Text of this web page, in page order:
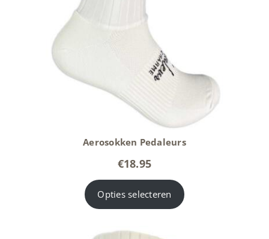
Aerosokken Pedaleurs
€18.95
Opties selecteren